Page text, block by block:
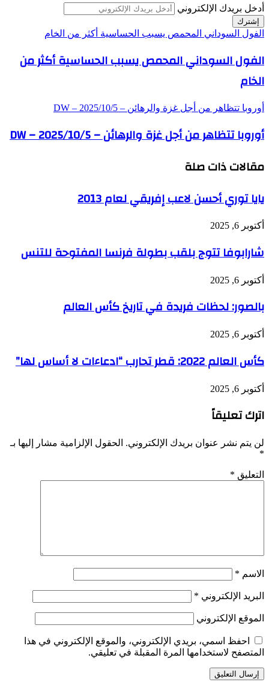
أدخل بريدك الإلكتروني
الفول السوداني المحمص يسبب الحساسية أكثر من الخام
الفول السوداني المحمص يسبب الحساسية أكثر من
الخام
أوروبا تتظاهر من أجل غزة والرهائن – DW – 2025/10/5
أوروبا تتظاهر من أجل غزة والرهائن – DW – 2025/10/5
مقالات ذات صلة
يايا توري أحسن لاعب إفريقي لعام 2013
أكتوبر 6, 2025
شارابوفا تتوج بلقب بطولة فرنسا المفتوحة للتنس
أكتوبر 6, 2025
بالصور: لحظات فريدة في تاريخ كأس العالم
أكتوبر 6, 2025
كأس العالم 2022: قطر تحارب “ادعاءات لا أساس لها”
أكتوبر 6, 2025
اترك تعليقاً
لن يتم نشر عنوان بريدك الإلكتروني. الحقول الإلزامية مشار إليها بـ
*
التعليق *
الاسم *
البريد الإلكتروني *
الموقع الإلكتروني
احفظ اسمي، بريدي الإلكتروني، والموقع الإلكتروني في هذا
المتصفح لاستخدامها المرة المقبلة في تعليقي.